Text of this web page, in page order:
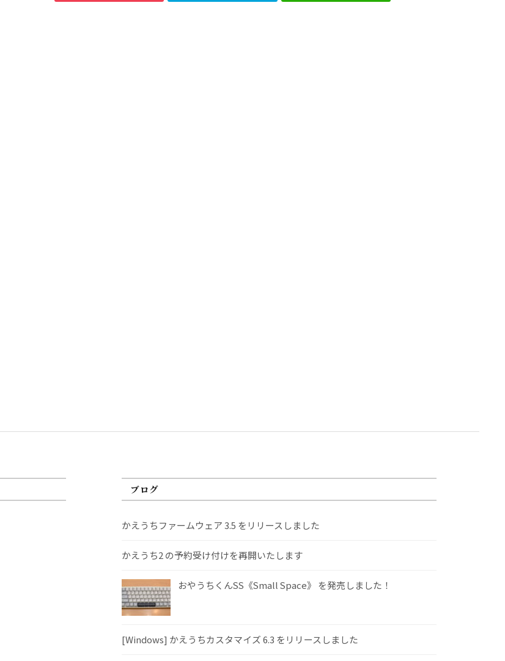
ブログ
かえうちファームウェア 3.5 をリリースしました
かえうち2 の予約受け付けを再開いたします
おやうちくんSS《Small Space》 を発売しました！
[Windows] かえうちカスタマイズ 6.3 をリリースしました